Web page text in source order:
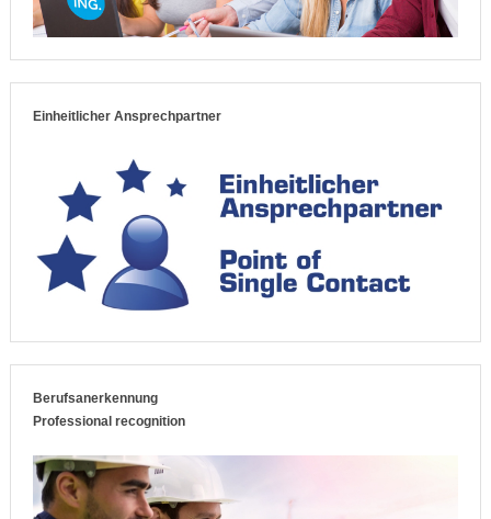
Einheitlicher Ansprechpartner
Berufsanerkennung
Professional recognition